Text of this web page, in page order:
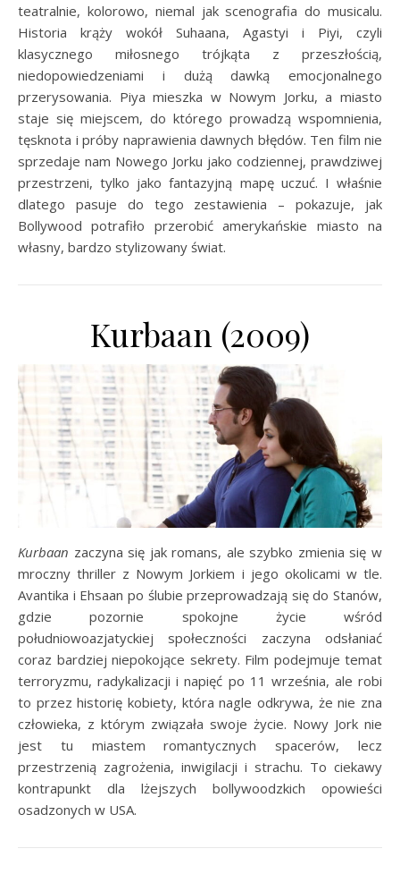
teatralnie, kolorowo, niemal jak scenografia do musicalu.
Historia krąży wokół Suhaana, Agastyi i Piyi, czyli
klasycznego miłosnego trójkąta z przeszłością,
niedopowiedzeniami i dużą dawką emocjonalnego
przerysowania. Piya mieszka w Nowym Jorku, a miasto
staje się miejscem, do którego prowadzą wspomnienia,
tęsknota i próby naprawienia dawnych błędów. Ten film nie
sprzedaje nam Nowego Jorku jako codziennej, prawdziwej
przestrzeni, tylko jako fantazyjną mapę uczuć. I właśnie
dlatego pasuje do tego zestawienia – pokazuje, jak
Bollywood potrafiło przerobić amerykańskie miasto na
własny, bardzo stylizowany świat.
Kurbaan (2009)
Kurbaan zaczyna się jak romans, ale szybko zmienia się w
mroczny thriller z Nowym Jorkiem i jego okolicami w tle.
Avantika i Ehsaan po ślubie przeprowadzają się do Stanów,
gdzie pozornie spokojne życie wśród
południowoazjatyckiej społeczności zaczyna odsłaniać
coraz bardziej niepokojące sekrety. Film podejmuje temat
terroryzmu, radykalizacji i napięć po 11 września, ale robi
to przez historię kobiety, która nagle odkrywa, że nie zna
człowieka, z którym związała swoje życie. Nowy Jork nie
jest tu miastem romantycznych spacerów, lecz
przestrzenią zagrożenia, inwigilacji i strachu. To ciekawy
kontrapunkt dla lżejszych bollywoodzkich opowieści
osadzonych w USA.